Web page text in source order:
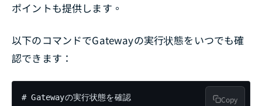
ポイントも提供します。
以下のコマンドでGatewayの実行状態をいつでも確
認できます：
# Gatewayの実行状態を確認
Copy